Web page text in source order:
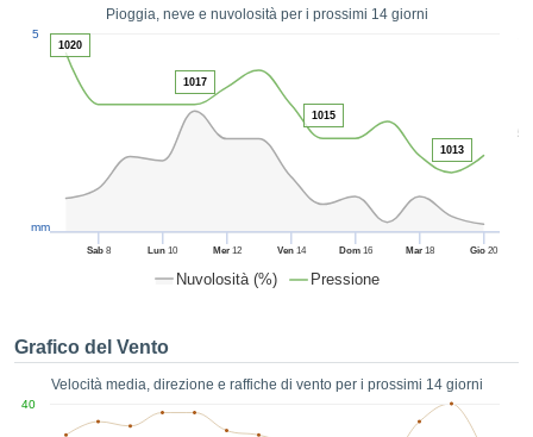
per
senza
clic sul
ACCETTA
IMPOSTAZIONI
Pioggia, neve e nuvolosità per i prossimi 14 giorni
Nuvolosità (%) Pressione
50
Sab8 Lun 10 Mer12 Ven14 Dom16 Mar18 Gio 20
5
mm
1020
1017
1015
1013
Grafico del Vento
Velocità media, direzione e raffiche di vento per i prossimi 14 giorni
40